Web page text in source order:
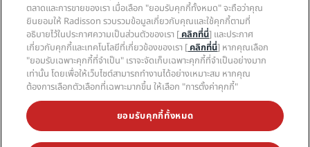
การจัดซื้อจัดจ้าง
อย่าพลาดข้อเสนอยอดนิยมของเรา
ตลาดและการขายของเรา เมื่อเลือก "ยอมรับคุกกี้ทั้งหมด" จะถือว่าคุณ
ยินยอมให้ Radisson รวบรวมข้อมูลเกี่ยวกับคุณและใช้คุกกี้ตามที่
อธิบายไว้ในประกาศความเป็นส่วนตัวของเรา [คลิกที่นี่] และประกาศ
เกี่ยวกับคุกกี้และเทคโนโลยีที่เกี่ยวข้องของเรา [คลิกที่นี่] หากคุณเลือก
"ยอมรับเฉพาะคุกกี้ที่จำเป็น" เราจะจัดเก็บเฉพาะคุกกี้ที่จำเป็นอย่างมาก
เท่านั้น โดยเพื่อให้เว็บไซต์สามารถทำงานได้อย่างเหมาะสม หากคุณ
ต้องการเลือกตัวเลือกที่เฉพาะมากขึ้น ให้เลือก "การตั้งค่าคุกกี้"
ยอมรับคุกกี้ทั้งหมด